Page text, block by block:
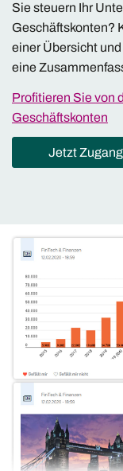
Sie steuern Ihr
Geschäftskonten?
einer Übersicht
eine
Profitieren Sie von
Geschäftskonten
Jetzt